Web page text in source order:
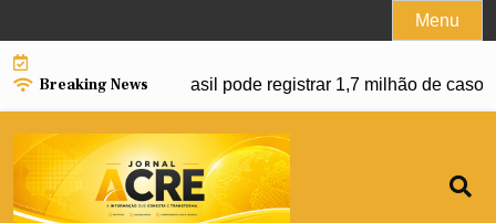
to
content
Menu
Breaking News
da dengue e Brasil pode registrar 1,7 milhão de casos